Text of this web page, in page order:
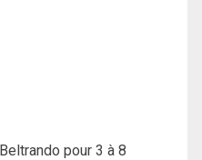
pour 3 à 8